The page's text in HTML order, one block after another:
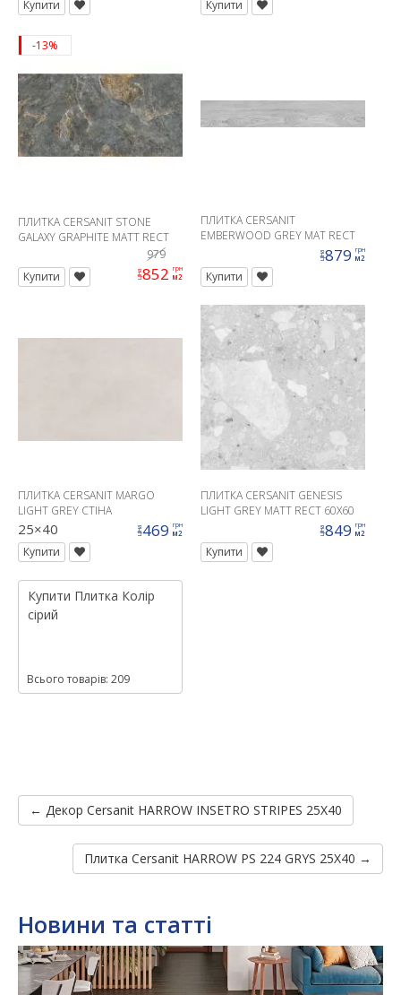
Купити Купити
-13%
ПЛИТКА CERSANIT STONE
GALAXY GRAPHITE MATT RECT
979
Купити
ціна852 грн
м2
ПЛИТКА CERSANIT
EMBERWOOD GREY MAT RECT
ціна879 грн
м2
Купити
ПЛИТКА CERSANIT MARGO
LIGHT GREY СТІНА
25×40 ціна469 грн
м2
Купити
ПЛИТКА CERSANIT GENESIS
LIGHT GREY MATT RECT 60X60
ціна849 грн
м2
Купити
Купити Плитка Колір
сірий
Всього товарів: 209
← Декор Cersanit HARROW INSETRO STRIPES 25X40
Плитка Cersanit HARROW PS 224 GRYS 25X40 →
Новини та статті